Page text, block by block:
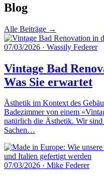
Blog
Alle Beiträge →
07/03/2026 · Wassily Federer
Vintage Bad
Was Sie erwartet
Ästhetik im Kontext des
Badezimmer von einem
natürlich die Ästhetik. Wir sind
Sachen…
07/03/2026 · Mike Federer